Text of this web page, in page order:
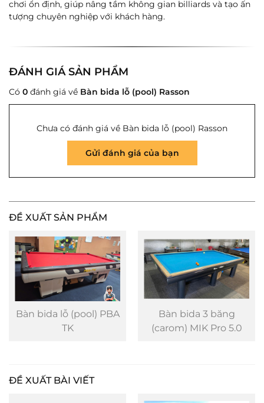
chơi ổn định, giúp nâng tầm không gian billiards và tạo ấn
tượng chuyên nghiệp với khách hàng.
ĐÁNH GIÁ SẢN PHẨM
Có 0 đánh giá về Bàn bida lỗ (pool) Rasson
Chưa có đánh giá về Bàn bida lỗ (pool) Rasson
Gửi đánh giá của bạn
ĐỀ XUẤT SẢN PHẨM
Bàn bida lỗ (pool) PBA
TK
Bàn bida 3 băng
(carom) MIK Pro 5.0
ĐỀ XUẤT BÀI VIẾT